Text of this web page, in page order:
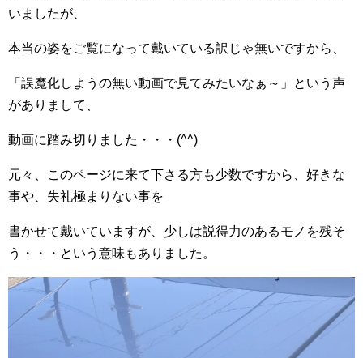
いましたが、
本当の姿をご覧になって戴いている訳じゃ無いですから、
「誤魔化しようの無い動画で見てみたいなぁ～」という声
がありまして、
動画に踏み切りました・・・(^^)
元々、このページに来て下さる方も少数ですから、好きな
事や、失礼極まりない事を
書かせて戴いていますが、少しは説得力のあるモノを残そ
う・・・という意味もありました。